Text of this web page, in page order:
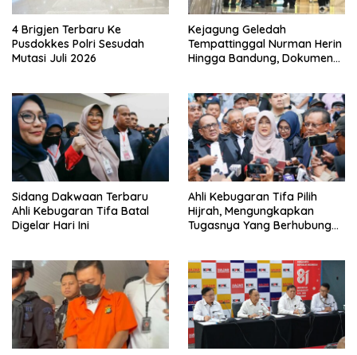
4 Brigjen Terbaru Ke
Pusdokkes Polri Sesudah
Mutasi Juli 2026
Kejagung Geledah
Tempattinggal Nurman Herin
Hingga Bandung, Dokumen
Sidang Dakwaan Terbaru
Ahli Kebugaran Tifa Batal
Digelar Hari Ini
Ahli Kebugaran Tifa Pilih
Hijrah, Mengungkapkan
Tugasnya Yang Berhubungan